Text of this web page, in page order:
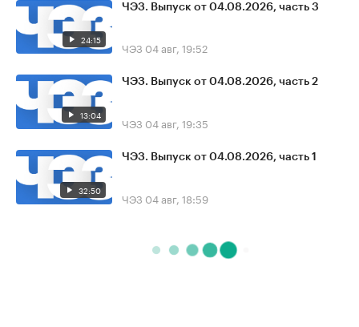
24:15
ЧЭЗ. Выпуск от 04.08.2026, часть 3
ЧЭЗ 04 авг, 19:52
13:04
ЧЭЗ. Выпуск от 04.08.2026, часть 2
ЧЭЗ 04 авг, 19:35
32:50
ЧЭЗ. Выпуск от 04.08.2026, часть 1
ЧЭЗ 04 авг, 18:59